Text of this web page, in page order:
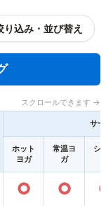
り込み・並び替え
スクロールできます →
サ
ホット
ヨガ
常温ヨ
ガ
シ
○ ○